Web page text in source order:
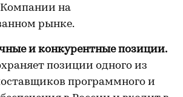
Компании на
рынке.
и конкурентные позиции.
позиции одного из
программного и